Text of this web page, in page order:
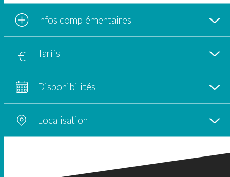
Infos complémentaires
Tarifs
Disponibilités
Localisation